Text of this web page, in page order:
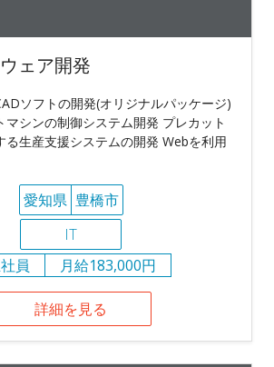
ェア開発
ソフトの開発(オリジナルパッケージ)
マシンの制御システム開発 プレカット
る生産支援システムの開発 Webを利用
愛知県 豊橋市
IT
員
月給183,000円
詳細を見る